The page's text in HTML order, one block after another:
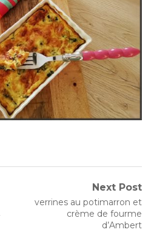
Next Post
Next
verrines au potimarron et
crème de fourme
d’Ambert